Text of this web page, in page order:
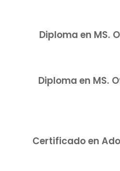
Diploma en MS.
Diploma en MS.
Certificado en